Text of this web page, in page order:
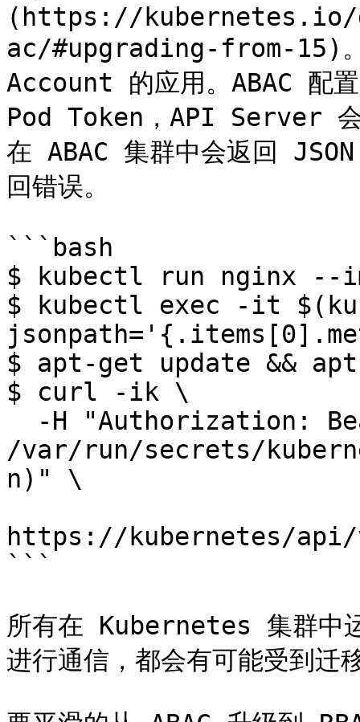
(https://kubernetes.io/
ac/#upgrading-from-15)。
Account 的应用。ABAC 配
Pod Token，API Server 会
在 ABAC 集群中会返回
回错误。
```bash
$ kubectl run nginx --
$ kubectl exec -it
$ apt-get update &&
$ curl -ik \
/var/run/secrets/
n)" \
https://kubernetes/api/
```
所有在 Kubernetes 集群中
进行通信，都会有可能受到迁